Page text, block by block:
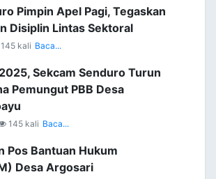
Pimpin Apel Pagi, Tegaskan
Disiplin Lintas Sektoral
145 kali Baca...
Sekcam Senduro Turun
Pemungut PBB Desa
145 kali Baca...
Pos Bantuan Hukum
Desa Argosari